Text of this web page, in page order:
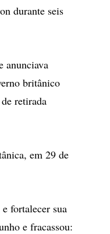
durante seis
anunciava
britânico
retirada
em 29 de
fortalecer sua
e fracassou: